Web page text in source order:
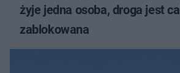
żyje jedna osoba, droga jest
zablokowana